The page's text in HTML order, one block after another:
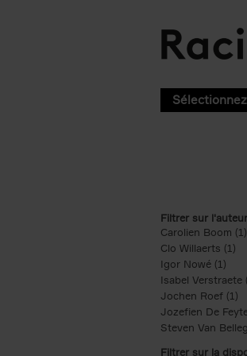
Filtrer sur l'auteur
Carolien Boom (1)
Clo Willaerts (1)
Igor Nowé (1)
Isabel Verstraete
Jochen Roef (1)
Jozefien De
Steven Van
Filtrer sur la